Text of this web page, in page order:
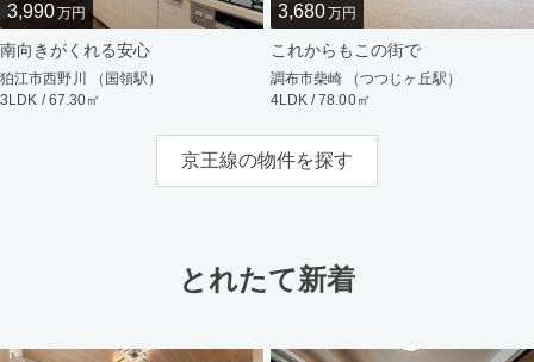
3,990万円
南向きがくれる安心
狛江市西野川 （国領駅）
3LDK / 67.30㎡
3,680万円
これからもこの街で
調布市柴崎 （つつじヶ丘駅）
4LDK / 78.00㎡
京王線の物件を探す
とれたて新着